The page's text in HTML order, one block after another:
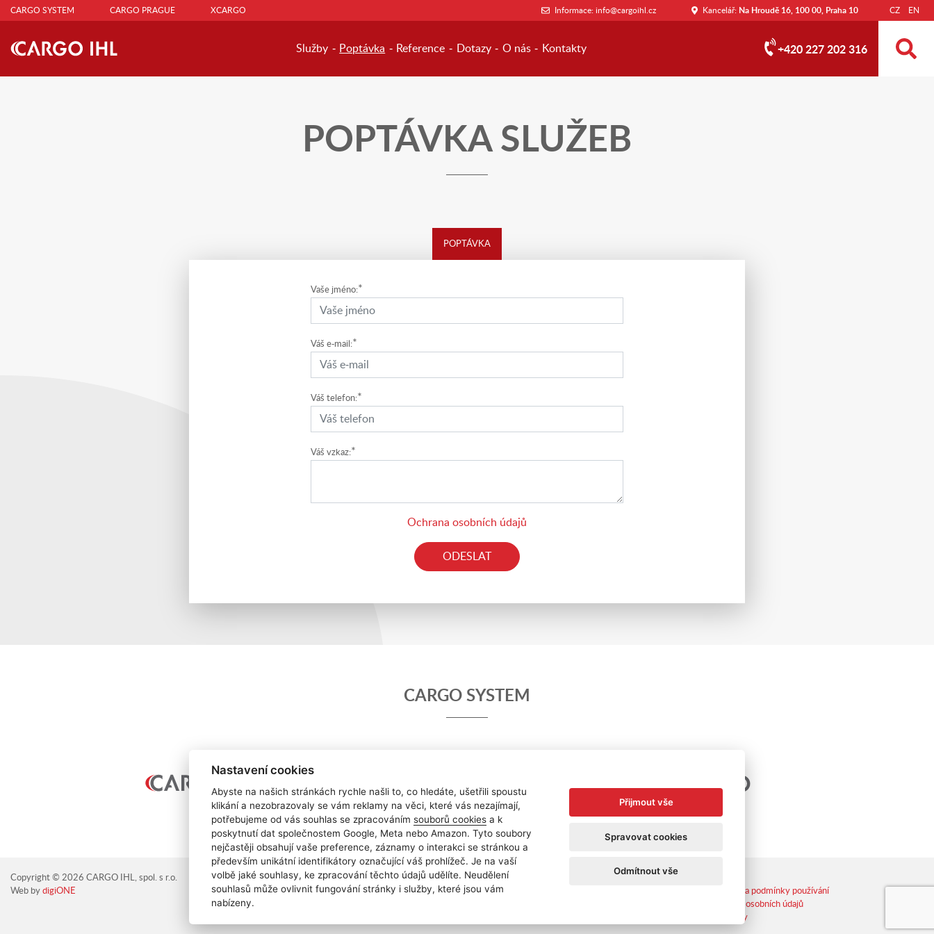
CARGO SYSTEM CARGO PRAGUE XCARGO Informace: info@cargoihl.cz Kancelář: Na Hroudě 16, 100 00, Praha 10 CZ EN
Služby Poptávka Reference Dotazy O nás Kontakty +420 227 202 316
POPTÁVKA SLUŽEB
POPTÁVKA
Vaše jméno:*
Váš e-mail:*
Váš telefon:*
Váš vzkaz:*
Ochrana osobních údajů
ODESLAT
CARGO SYSTEM
Copyright © 2026 CARGO IHL, spol. s r.o.
Web by digiONE
info@cargoihl.cz +420 227 202 316
Cookies a podmínky používání
Ochrana osobních údajů
Kontakty
Nastavení cookies
Abyste na našich stránkách rychle našli to, co hledáte, ušetřili spoustu
klikání a nezobrazovaly se vám reklamy na věci, které vás nezajímají,
potřebujeme od vás souhlas se zpracováním souborů cookies a k
poskytnutí dat společnostem Google, Meta nebo Amazon. Tyto soubory
nejčastěji obsahují vaše preference, záznamy o interakci se stránkou a
především unikátní identifikátory označující váš prohlížeč. Je na vaší
volbě jaké souhlasy, ke zpracování těchto údajů udělíte. Neudělení
souhlasů může ovlivnit fungování stránky i služby, které jsou vám
nabízeny.
Přijmout vše
Spravovat cookies
Odmítnout vše